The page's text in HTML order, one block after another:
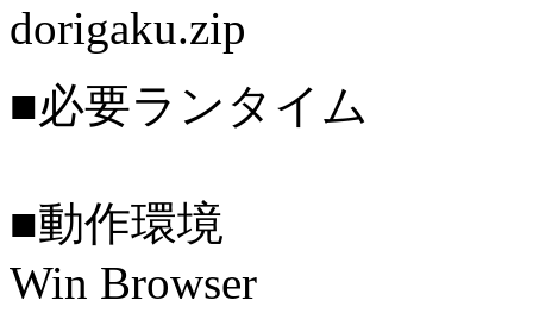
dorigaku.zip
■必要ランタイム
■動作環境
Win Browser